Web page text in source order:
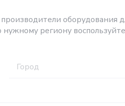
оборудования
региону
Город